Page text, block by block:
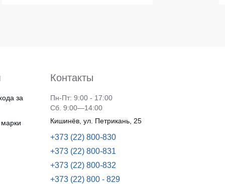
за
Контакты
Пн-Пт: 9:00 - 17:00
Сб. 9:00—14:00
Кишинёв, ул. Петрикань, 25
+373 (22) 800-830
+373 (22) 800-831
+373 (22) 800-832
+373 (22) 800 - 829